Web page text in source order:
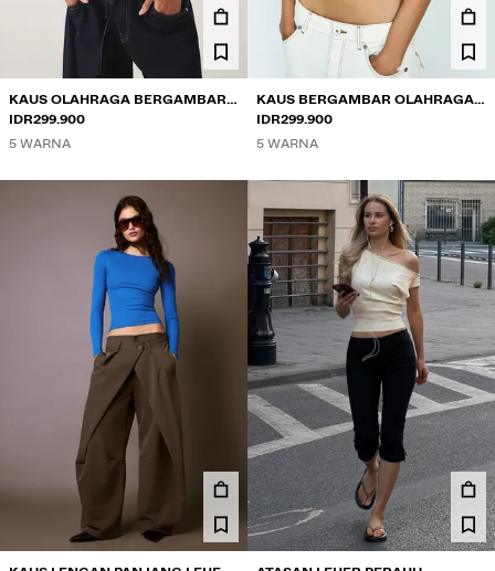
KAUS OLAHRAGA BERGAMBAR
LENGAN PENDEK
IDR299.900
5 WARNA
KAUS BERGAMBAR OLAHRAGA
LENGAN PENDEK
IDR299.900
5 WARNA